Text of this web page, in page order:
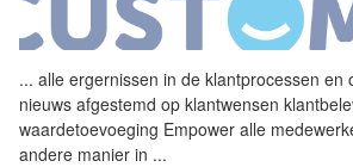
... alle ergernissen in de klantprocessen en
nieuws afgestemd op klantwensen
waardetoevoeging Empower alle
andere manier in ...